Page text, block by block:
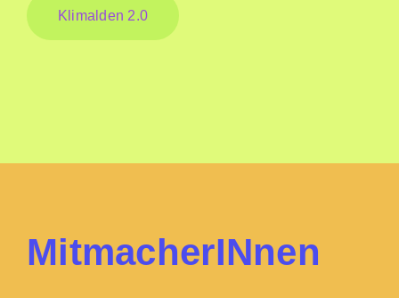
Klimalden 2.0
MitmacherINnen